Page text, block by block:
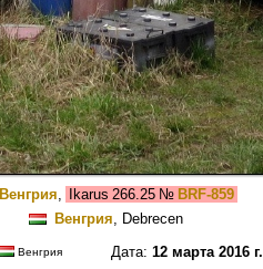
Венгрия, Ikarus 266.25№ BRF-859
Венгрия, Debrecen
ВенгрияДата: 12 марта 2016